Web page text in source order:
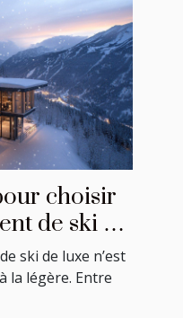
choisir
de ski de
ski de luxe n’est
la légère. Entre